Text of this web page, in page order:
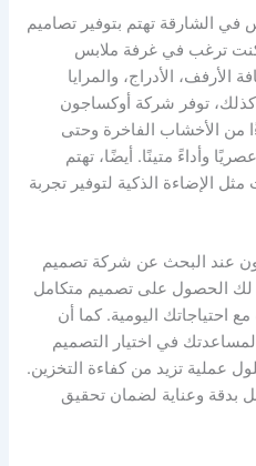
الشارقة تهتم بتوفير تصاميم
ترغب في غرفة ملابس
الأرفف، الأدراج، والمرايا
كذلك، توفر شركة أوكساجون
من الأخشاب الفاخرة وحتى
وأداءً متينًا. أيضًا، تهتم
الإضاءة الذكية لتوفير تجربة
عند البحث عن شركة تصميم
الحصول على تصميم متكامل
اليومية. كما أن
في اختيار التصميم
عملية تزيد من كفاءة التخزين.
بدقة وعناية لضمان تحقيق